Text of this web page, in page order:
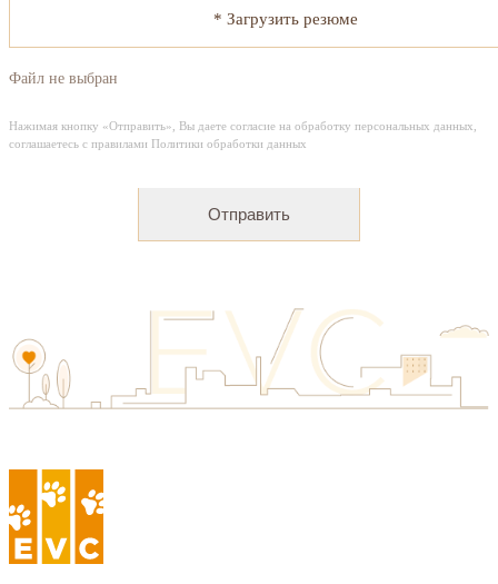
* Загрузить резюме
Файл не выбран
Нажимая кнопку «Отправить», Вы даете согласие на обработку персональных данных,
соглашаетесь с правилами Политики обработки данных
Отправить